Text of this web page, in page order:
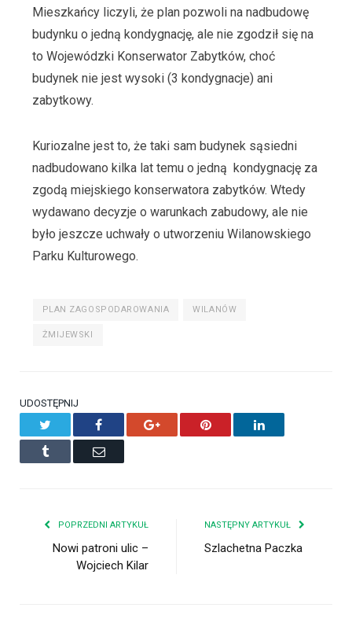
Mieszkańcy liczyli, że plan pozwoli na nadbudowę
budynku o jedną kondygnację, ale nie zgodził się na
to Wojewódzki Konserwator Zabytków, choć
budynek nie jest wysoki (3 kondygnacje) ani
zabytkowy.
Kuriozalne jest to, że taki sam budynek sąsiedni
nadbudowano kilka lat temu o jedną kondygnację za
zgodą miejskiego konserwatora zabytków. Wtedy
wydawano decyzje o warunkach zabudowy, ale nie
było jeszcze uchwały o utworzeniu Wilanowskiego
Parku Kulturowego.
PLAN ZAGOSPODAROWANIA WILANÓW
ŻMIJEWSKI
UDOSTĘPNIJ
Facebook Google+ Pinterest LinkedIn
Tumblr Email
POPRZEDNI ARTYKUŁ
Nowi patroni ulic –
Wojciech Kilar
NASTĘPNY ARTYKUŁ
Szlachetna Paczka